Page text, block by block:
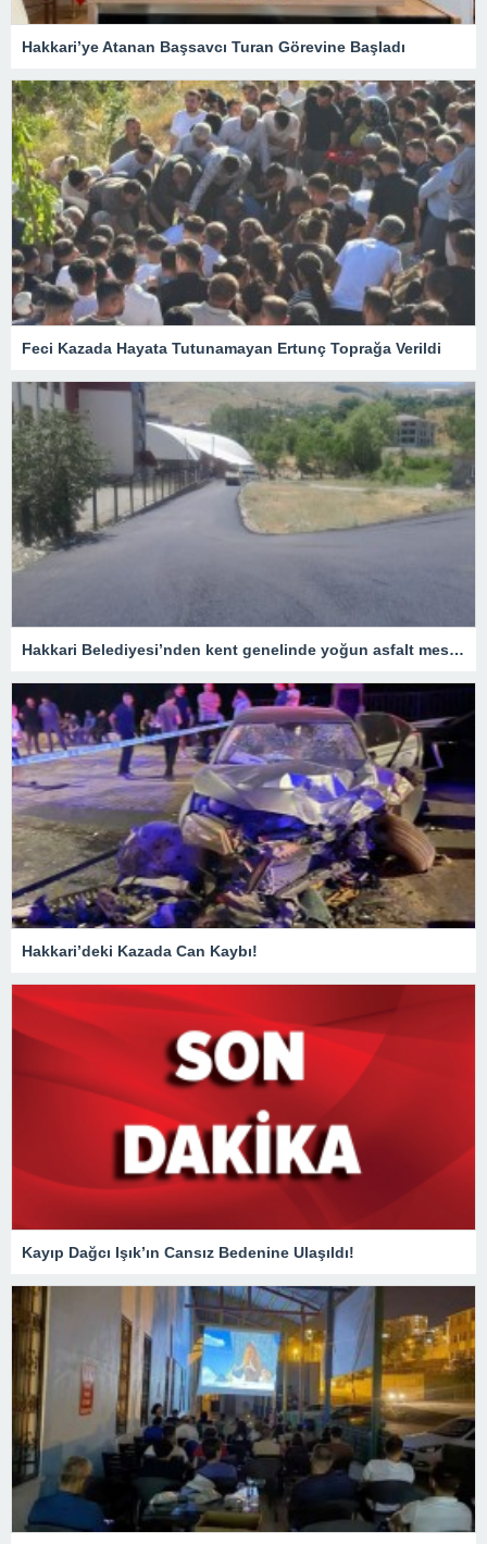
Hakkari’ye Atanan Başsavcı Turan Görevine Başladı
Feci Kazada Hayata Tutunamayan Ertunç Toprağa Verildi
Hakkari Belediyesi’nden kent genelinde yoğun asfalt mesaisi
Hakkari’deki Kazada Can Kaybı!
Kayıp Dağcı Işık’ın Cansız Bedenine Ulaşıldı!